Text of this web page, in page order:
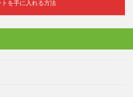
トを手に入れる方法